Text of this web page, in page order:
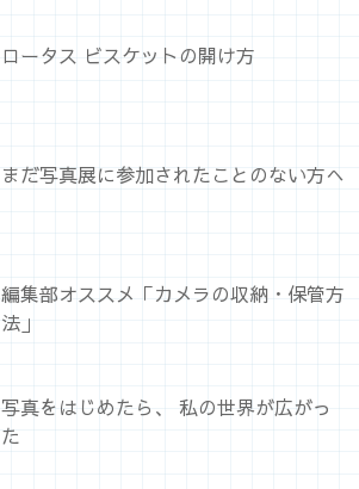
ロータス ビスケットの開け方
まだ写真展に参加されたことのない方へ
編集部オススメ「カメラの収納・保管方
法」
写真をはじめたら、 私の世界が広がっ
た